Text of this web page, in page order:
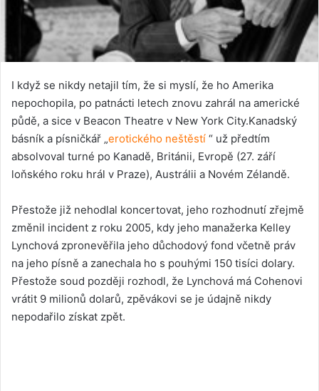
I když se nikdy netajil tím, že si myslí, že ho Amerika
nepochopila, po patnácti letech znovu zahrál na americké
půdě, a sice v Beacon Theatre v New York City.Kanadský
básník a písničkář „erotického neštěstí “ už předtím
absolvoval turné po Kanadě, Británii, Evropě (27. září
loňského roku hrál v Praze), Austrálii a Novém Zélandě.
Přestože již nehodlal koncertovat, jeho rozhodnutí zřejmě
změnil incident z roku 2005, kdy jeho manažerka Kelley
Lynchová zpronevěřila jeho důchodový fond včetně práv
na jeho písně a zanechala ho s pouhými 150 tisíci dolary.
Přestože soud později rozhodl, že Lynchová má Cohenovi
vrátit 9 milionů dolarů, zpěvákovi se je údajně nikdy
nepodařilo získat zpět.